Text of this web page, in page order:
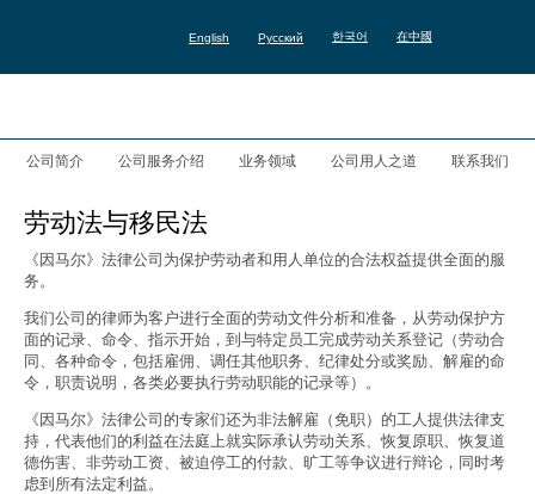
English Русский 한국어 在中國
公司简介 公司服务介绍 业务领域 公司用人之道 联系我们
劳动法与移民法
《因马尔》法律公司为保护劳动者和用人单位的合法权益提供全面的服
务。
我们公司的律师为客户进行全面的劳动文件分析和准备，从劳动保护方
面的记录、命令、指示开始，到与特定员工完成劳动关系登记（劳动合
同、各种命令，包括雇佣、调任其他职务、纪律处分或奖励、解雇的命
令，职责说明，各类必要执行劳动职能的记录等）。
《因马尔》法律公司的专家们还为非法解雇（免职）的工人提供法律支
持，代表他们的利益在法庭上就实际承认劳动关系、恢复原职、恢复道
德伤害、非劳动工资、被迫停工的付款、旷工等争议进行辩论，同时考
虑到所有法定利益。